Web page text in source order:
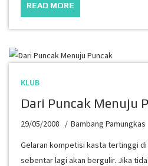
READ MORE
KLUB
Dari Puncak Menuju
29/05/2008
Bambang Pamungkas
Gelaran kompetisi kasta tertinggi di
sebentar lagi akan bergulir. Jika